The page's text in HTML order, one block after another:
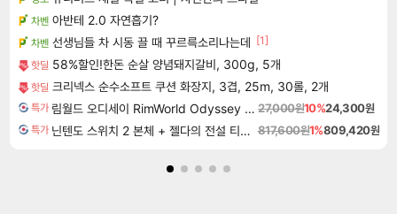
차벤 아반테 2.0 자연흡기?
차벤 선생님들 차 시동 끌 때 꾸르륵소리나는데 [1]
핫딜 58%할인!한돈 순살 양념돼지갈비, 300g, 5개
핫딜 크리넥스 순수소프트 쿠션 화장지, 3겹, 25m, 30롤, 2개
특가 림월드 오디세이 RimWorld Odyssey DLC 27,000원10%24,300원
특가 닌텐도 스위치 2 본체 + 젤다의 전설 티어스 오브 더 킹덤 닌텐도 스위치 2 에디션 + 젤다의 전설 브레스 오브 더 와일드 닌텐도 스위치 2 에디션 번들 817,600원1%809,420원